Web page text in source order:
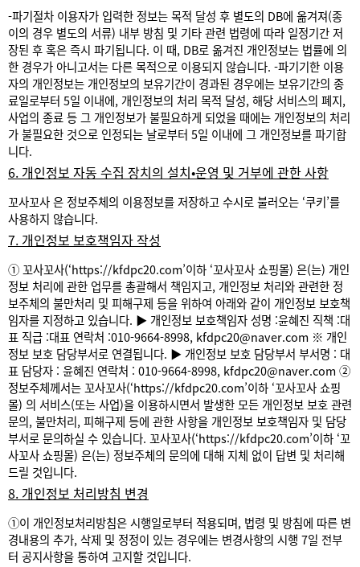
-파기절차 이용자가 입력한 정보는 목적 달성 후 별도의 DB에 옮겨져(종
이의 경우 별도의 서류) 내부 방침 및 기타 관련 법령에 따라 일정기간 저
장된 후 혹은 즉시 파기됩니다. 이 때, DB로 옮겨진 개인정보는 법률에 의
한 경우가 아니고서는 다른 목적으로 이용되지 않습니다. -파기기한 이용
자의 개인정보는 개인정보의 보유기간이 경과된 경우에는 보유기간의 종
료일로부터 5일 이내에, 개인정보의 처리 목적 달성, 해당 서비스의 폐지,
사업의 종료 등 그 개인정보가 불필요하게 되었을 때에는 개인정보의 처리
가 불필요한 것으로 인정되는 날로부터 5일 이내에 그 개인정보를 파기합
니다.
6. 개인정보 자동 수집 장치의 설치•운영 및 거부에 관한 사항
꼬사꼬사 은 정보주체의 이용정보를 저장하고 수시로 불러오는 ‘쿠키’를
사용하지 않습니다.
7. 개인정보 보호책임자 작성
① 꼬사꼬사(‘https://kfdpc20.com’이하 ‘꼬사꼬사 쇼핑몰) 은(는) 개인
정보 처리에 관한 업무를 총괄해서 책임지고, 개인정보 처리와 관련한 정
보주체의 불만처리 및 피해구제 등을 위하여 아래와 같이 개인정보 보호책
임자를 지정하고 있습니다. ▶ 개인정보 보호책임자성명 :윤혜진 직책 :대
표 직급 :대표 연락처 :010-9664-8998, kfdpc20@naver.com ※ 개인
정보 보호 담당부서로 연결됩니다. ▶ 개인정보 보호 담당부서 부서명 : 대
표 담당자 : 윤혜진 연락처 : 010-9664-8998, kfdpc20@naver.com ②
정보주체께서는 꼬사꼬사(‘https://kfdpc20.com’이하 ‘꼬사꼬사 쇼핑
몰) 의 서비스(또는 사업)을 이용하시면서 발생한 모든 개인정보 보호 관련
문의, 불만처리, 피해구제 등에 관한 사항을 개인정보 보호책임자 및 담당
부서로 문의하실 수 있습니다. 꼬사꼬사(‘https://kfdpc20.com’이하 ‘꼬
사꼬사 쇼핑몰) 은(는) 정보주체의 문의에 대해 지체 없이 답변 및 처리해
드릴 것입니다.
8. 개인정보 처리방침 변경
①이 개인정보처리방침은 시행일로부터 적용되며, 법령 및 방침에 따른 변
경내용의 추가, 삭제 및 정정이 있는 경우에는 변경사항의 시행 7일 전부
터 공지사항을 통하여 고지할 것입니다.